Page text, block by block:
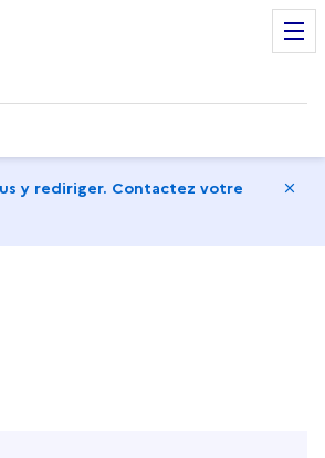
y rediriger. Contactez votre